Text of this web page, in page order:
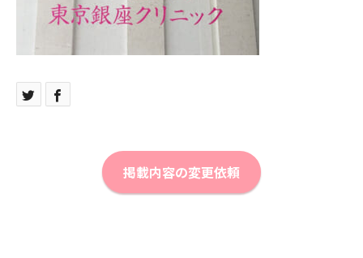
掲載内容の変更依頼